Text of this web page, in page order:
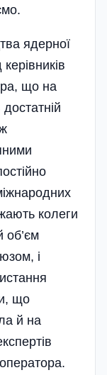
ядерної
що на
колеги
об’єм
і
що
й на